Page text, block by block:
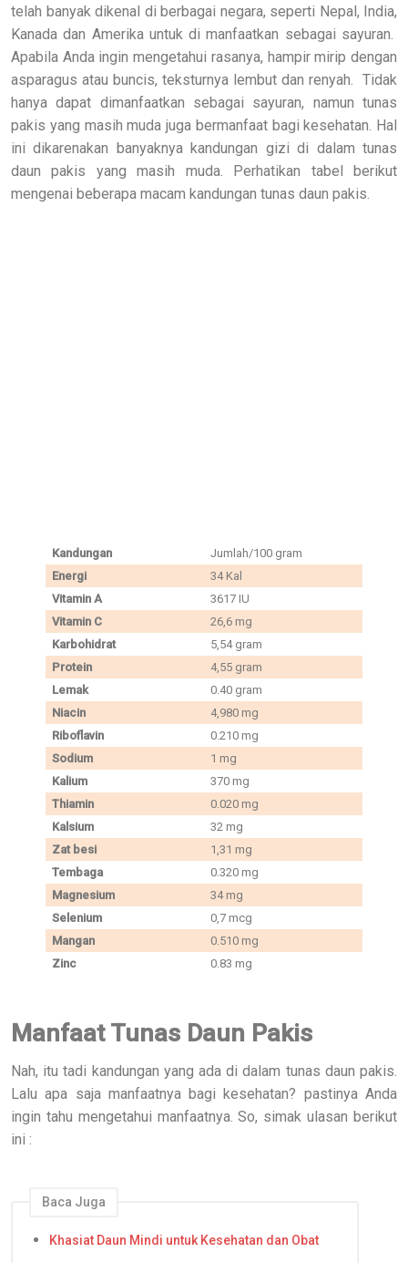
telah banyak dikenal di berbagai negara, seperti Nepal, India,
Kanada dan Amerika untuk di manfaatkan sebagai sayuran.
Apabila Anda ingin mengetahui rasanya, hampir mirip dengan
asparagus atau buncis, teksturnya lembut dan renyah. Tidak
hanya dapat dimanfaatkan sebagai sayuran, namun tunas
pakis yang masih muda juga bermanfaat bagi kesehatan. Hal
ini dikarenakan banyaknya kandungan gizi di dalam tunas
daun pakis yang masih muda. Perhatikan tabel berikut
mengenai beberapa macam kandungan tunas daun pakis.
Kandungan
Jumlah/100 gram
Energi
34 Kal
Vitamin A
3617 IU
Vitamin C
26,6 mg
Karbohidrat
5,54 gram
Protein
4,55 gram
Lemak
0.40 gram
Niacin
4,980 mg
Riboflavin
0.210 mg
Sodium
1 mg
Kalium
370 mg
Thiamin
0.020 mg
Kalsium
32 mg
Zat besi
1,31 mg
Tembaga
0.320 mg
Magnesium
34 mg
Selenium
0,7 mcg
Mangan
0.510 mg
Zinc
0.83 mg
Manfaat Tunas Daun Pakis
Nah, itu tadi kandungan yang ada di dalam tunas daun pakis.
Lalu apa saja manfaatnya bagi kesehatan? pastinya Anda
ingin tahu mengetahui manfaatnya. So, simak ulasan berikut
ini :
Baca Juga
Khasiat Daun Mindi untuk Kesehatan dan Obat